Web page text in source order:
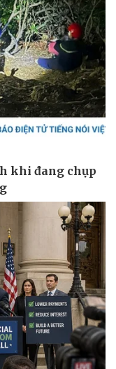
- Quốc phòng